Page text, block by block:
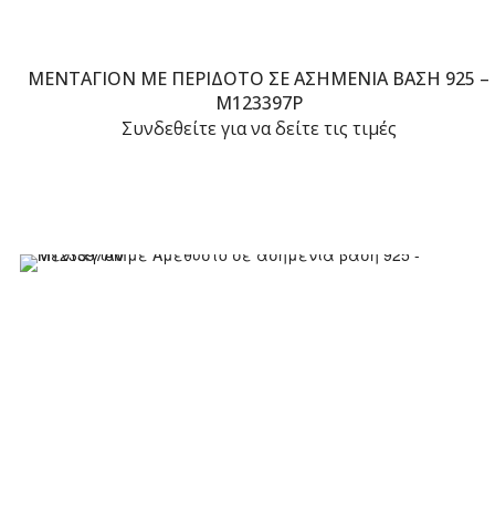
ΜΕΝΤΑΓΙΌΝ ΜΕ ΠΕΡΊΔΟΤΟ ΣΕ ΑΣΗΜΈΝΙΑ ΒΆΣΗ 925 –
M123397P
Συνδεθείτε για να δείτε τις τιμές